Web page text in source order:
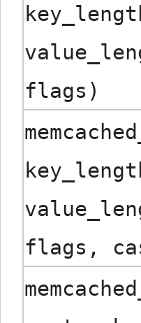
flags)
flags,